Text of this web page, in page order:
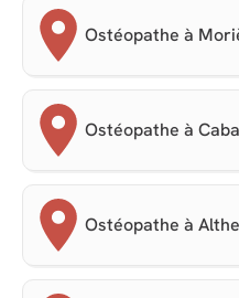
Ostéopathe à
Ostéopathe à
Ostéopathe à